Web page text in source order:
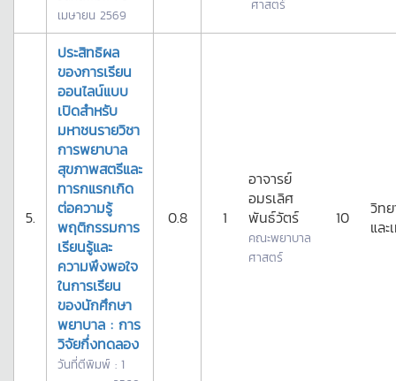
เมษายน 2569
ศาสตร์
5.
ประสิทธิผล
ของการเรียน
ออนไลน์แบบ
เปิดสําหรับ
มหาชนรายวิชา
การพยาบาล
สุขภาพสตรีและ
ทารกแรกเกิด
ต่อความรู้
พฤติกรรมการ
เรียนรู้และ
ความพึงพอใจ
ในการเรียน
ของนักศึกษา
พยาบาล : การ
วิจัยกึ่งทดลอง
วันที่ตีพิมพ์ : 1
0.8 1
อาจารย์
อมรเลิศ
พันธ์วัตร์
คณะพยาบาล
ศาสตร์
10
วิท
และ